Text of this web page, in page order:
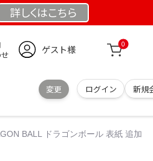
詳しくはこちら
ゲスト様 0
変更 ログイン 新規
BALL ドラゴンボール 表紙 追加